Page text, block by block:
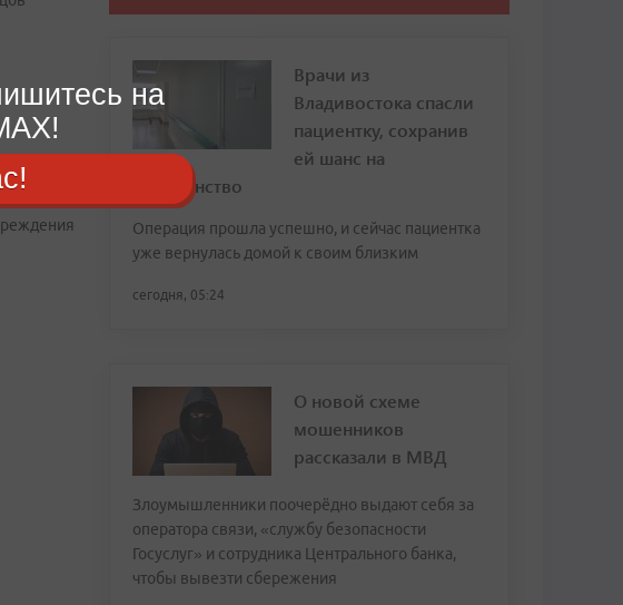
Врачи из
Владивостока спасли
пациентку, сохранив
ей шанс на
материнство
Операция прошла успешно, и сейчас пациентка
уже вернулась домой к своим близким
сегодня, 05:24
О новой схеме
мошенников
рассказали в МВД
Злоумышленники поочерёдно выдают себя за
оператора связи, «службу безопасности
Госуслуг» и сотрудника Центрального банка,
чтобы вывезти сбережения
на